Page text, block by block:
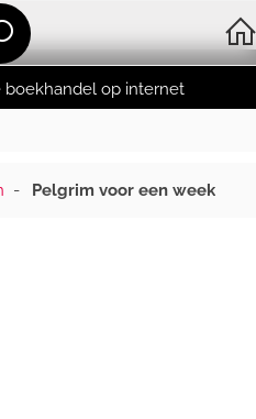
boekhandel op internet
- Pelgrim voor een week